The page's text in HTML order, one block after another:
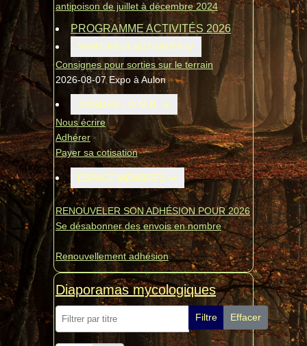
antipoison de juillet à décembre 2024
PROGRAMME ACTIVITÉS 2026
SORTIES et ACTIVITÉS
Consignes pour sorties sur le terrain
2026-08-07 Expo à Aulon
JOINDRE L'A.M.B.
Nous écrire
Adhérer
Payer sa cotisation
ESPACE MEMBRES
RENOUVELER SON ADHÉSION POUR 2026
Se désabonner des envois en nombre
Renouvellement adhésion
Diaporamas mycologiques
Filtre Effacer